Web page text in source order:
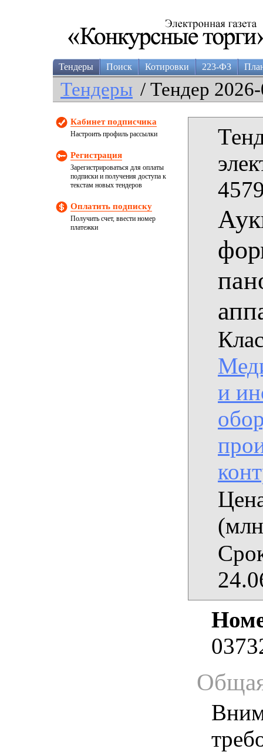
Тендеры Поиск Котировки 223-ФЗ
Тендеры / Тендер
Кабинет подписчика
Настроить профиль рассылки
Регистрация
Зарегистрироваться для оплаты
подписки и получения доступа к
текстам новых тендеров
Оплатить подписку
Получить счет, ввести номер
платежки
и